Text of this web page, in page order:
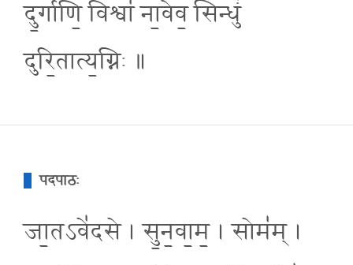
दु॒र्गाणि॒ विश्वा॑ ना॒वेव॒ सिन्धुं॑
दुरि॒तात्य॒ग्निः ॥
पदपाठः
जा॒तऽवे॑दसे । सु॒न॒वा॒म॒ । सोम॑म् ।